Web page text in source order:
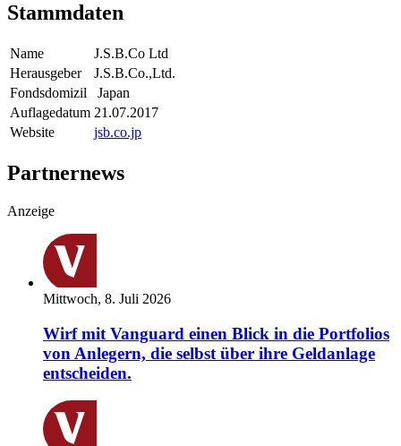
Stammdaten
Name
J.S.B.Co Ltd
Herausgeber
J.S.B.Co.,Ltd.
Fondsdomizil
Japan
Auflagedatum 21.07.2017
Website
jsb.co.jp
Partnernews
Anzeige
Mittwoch, 8. Juli 2026
Wirf mit Vanguard einen Blick in die Portfolios
von Anlegern, die selbst über ihre Geldanlage
entscheiden.